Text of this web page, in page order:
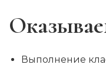
Выполнение